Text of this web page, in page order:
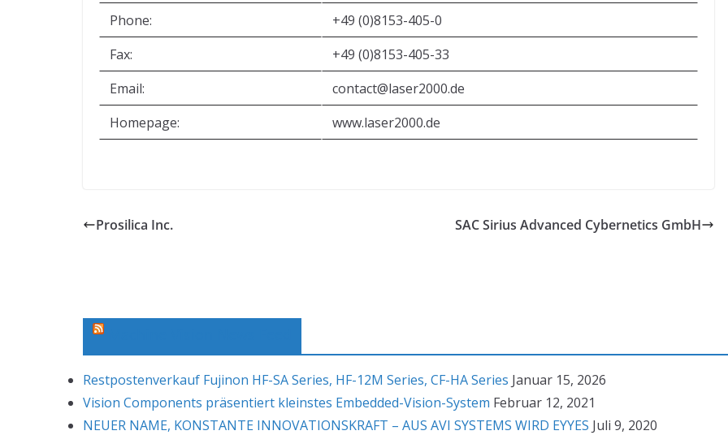
Phone:
+49 (0)8153-405-0
Fax:
+49 (0)8153-405-33
Email:
contact@laser2000.de
Homepage:
www.laser2000.de
Prosilica Inc. SAC Sirius Advanced Cybernetics GmbH
Restpostenverkauf Fujinon HF-SA Series, HF-12M Series, CF-HA Series Januar 15, 2026
Vision Components präsentiert kleinstes Embedded-Vision-System Februar 12, 2021
NEUER NAME, KONSTANTE INNOVATIONSKRAFT – AUS AVI SYSTEMS WIRD EYYES Juli 9, 2020